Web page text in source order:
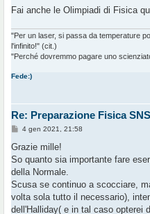
Fai anche le Olimpiadi di Fisica
"Per un laser, si passa da temperature
l'infinito!" (cit.)
"Perché dovremmo pagare uno
Fede:)
Re: Preparazione Fisica SNS
M
s
a
g
i
o
4 gen 2021, 21:58
Grazie mille!
So quanto sia importante fare
della Normale.
Scusa se continuo a scocciare,
volta sola tutto il necessario),
dell'Halliday( e in tal caso opterei